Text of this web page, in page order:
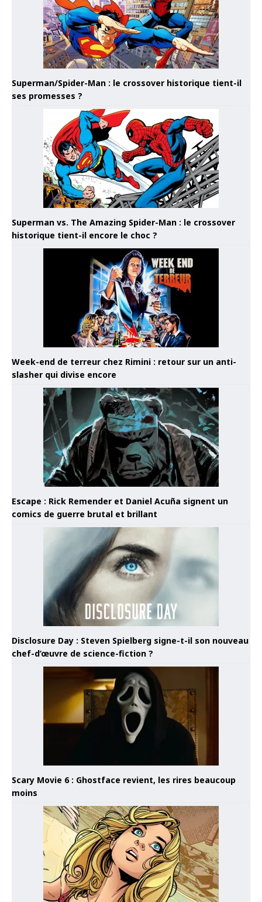
Superman/Spider-Man : le crossover historique tient-il
ses promesses ?
Superman vs. The Amazing Spider-Man : le crossover
historique tient-il encore le choc ?
Week-end de terreur chez Rimini : retour sur un anti-
slasher qui divise encore
Escape : Rick Remender et Daniel Acuña signent un
comics de guerre brutal et brillant
Disclosure Day : Steven Spielberg signe-t-il son nouveau
chef-d’œuvre de science-fiction ?
Scary Movie 6 : Ghostface revient, les rires beaucoup
moins